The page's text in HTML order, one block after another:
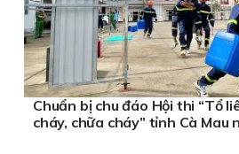
Chuẩn bị chu đáo Hội thi “Tổ
cháy, chữa cháy” tỉnh Cà Mau